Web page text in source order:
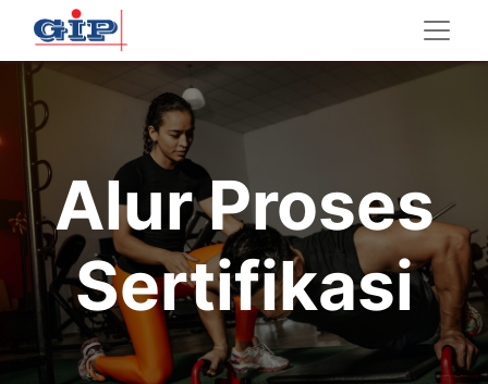
Alur Proses
Sertifikasi